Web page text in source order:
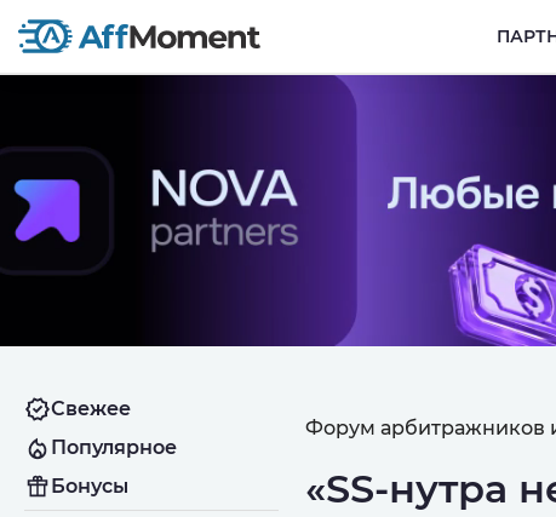
Свежее
Популярное
Бонусы
Форум арбитражников
«SS-нутра